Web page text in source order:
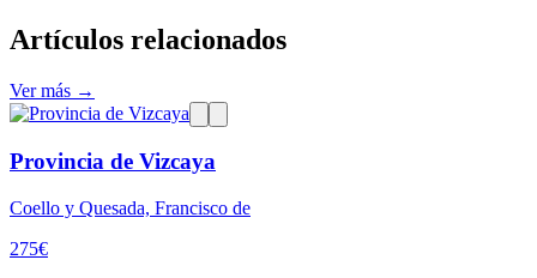
Artículos relacionados
Ver más →
Provincia de Vizcaya
Coello y Quesada, Francisco de
275€